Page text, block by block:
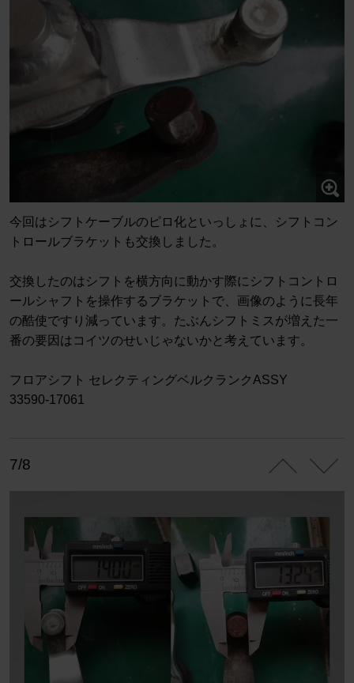
今回はシフトケーブルのピロ化といっしょに、シフトコン
トロールブラケットも交換しました。
交換したのはシフトを横方向に動かす際にシフトコントロ
ールシャフトを操作するブラケットで、画像のように長年
の酷使ですり減っています。たぶんシフトミスが増えた一
番の要因はコイツのせいじゃないかと考えています。
フロアシフト セレクティングベルクランクASSY
33590-17061
7/8